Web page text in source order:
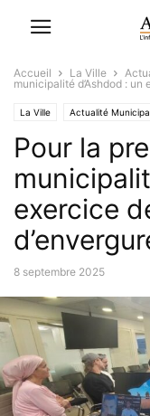
Accueil La Ville
municipalité d’Ashdod : un
La Ville Actualité
Pour la
exercice
8 septembre 2025